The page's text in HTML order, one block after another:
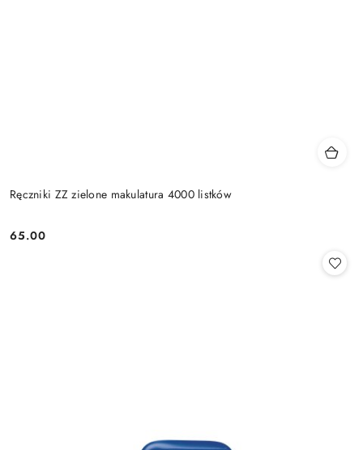
Ręczniki ZZ zielone makulatura 4000 listków
Cena:
65.00